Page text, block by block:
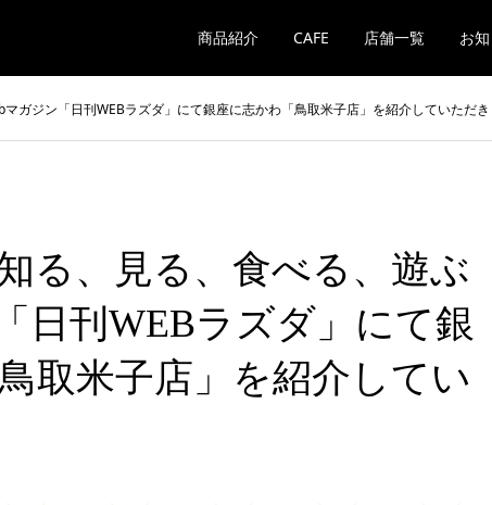
商品紹介 CAFE 店舗一覧 お
ガジン「日刊WEBラズダ」にて銀座に志かわ「鳥取米子店」を紹介していただ
る、見る、食べる、遊ぶ
日刊WEBラズダ」にて銀
取米子店」を紹介してい